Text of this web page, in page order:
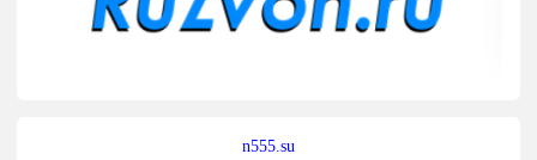
n555.su